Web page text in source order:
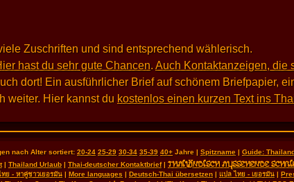
Zuschriften und sind entsprechend wählerisch.
hast du sehr gute Chancen. Auch Kontaktanzeigen, die
dort! Ein ausführlicher Brief auf schönem Briefpapier,
weiter. Hier kannst du kostenlos einen kurzen Text ins
nach Alter sortiert: 20-24 25-29 30-34 35-39 40+ Jahre | Spitzname | Guide:
| Thailand Urlaub| Thai-deutscher Kontaktbrief| THAILÄNDISCH AUSSEHENDE
ทย - หาคู่ชาวเยอรมัน| More languages | Deutsch-Thai übersetzen| แปล ไทย - เยอรมัน|